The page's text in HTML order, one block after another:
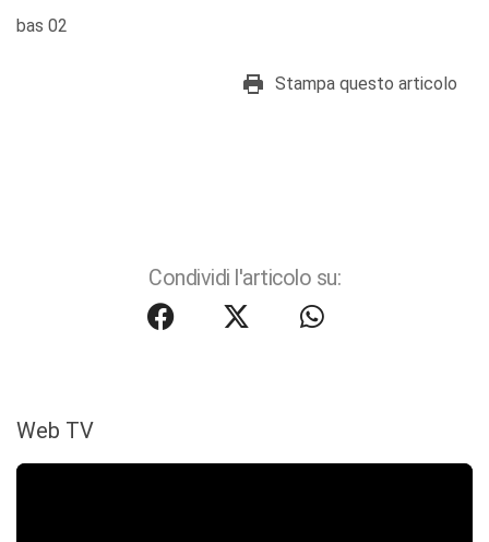
bas 02
Stampa questo articolo
Condividi l'articolo su:
Web TV